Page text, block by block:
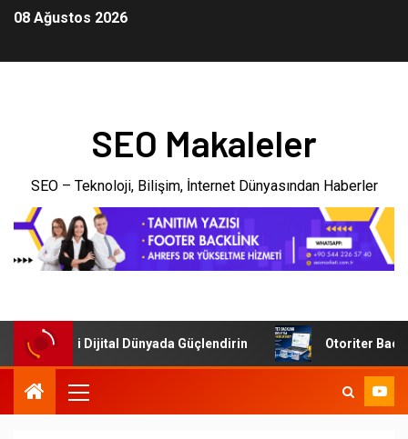
08 Ağustos 2026
SEO Makaleler
SEO – Teknoloji, Bilişim, İnternet Dünyasından Haberler
Dijital Dünyada Güçlendirin Otoriter Backlink